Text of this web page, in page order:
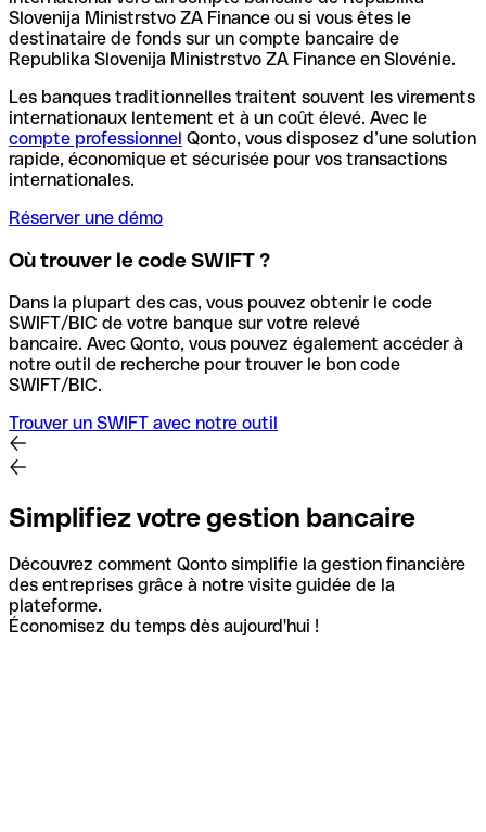
Slovenija Ministrstvo ZA Finance ou si vous êtes le
destinataire de fonds sur un compte bancaire de
Republika Slovenija Ministrstvo ZA Finance en Slovénie.
Les banques traditionnelles traitent souvent les virements
internationaux lentement et à un coût élevé. Avec le
compte professionnel Qonto, vous disposez d’une solution
rapide, économique et sécurisée pour vos transactions
internationales.
Réserver une démo
Où trouver le code SWIFT ?
Dans la plupart des cas, vous pouvez obtenir le code
SWIFT/BIC de votre banque sur votre relevé
bancaire. Avec Qonto, vous pouvez également accéder à
notre outil de recherche pour trouver le bon code
SWIFT/BIC.
Trouver un SWIFT avec notre outil
Simplifiez votre gestion bancaire
Découvrez comment Qonto simplifie la gestion financière
des entreprises grâce à notre visite guidée de la
plateforme.
Économisez du temps dès aujourd'hui !